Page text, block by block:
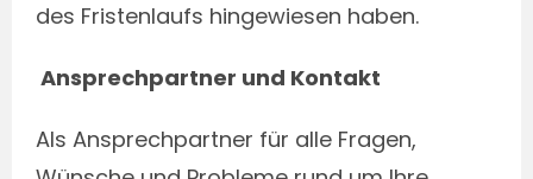
des Fristenlaufs hingewiesen haben.
Ansprechpartner und Kontakt
Als Ansprechpartner für alle Fragen,